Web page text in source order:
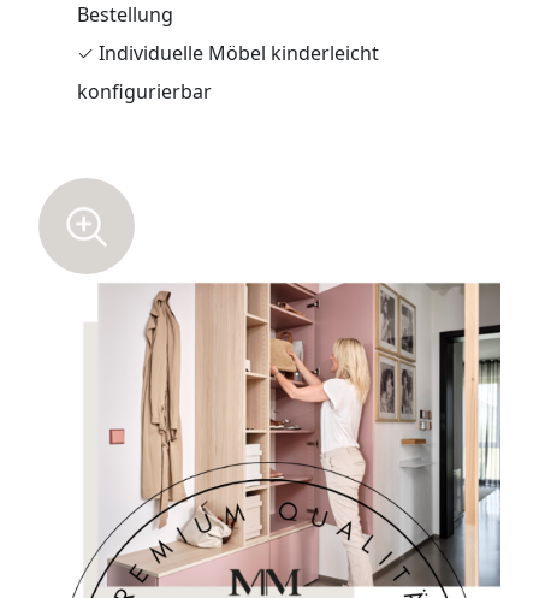
Bestellung
✓ Individuelle Möbel kinderleicht
konfigurierbar